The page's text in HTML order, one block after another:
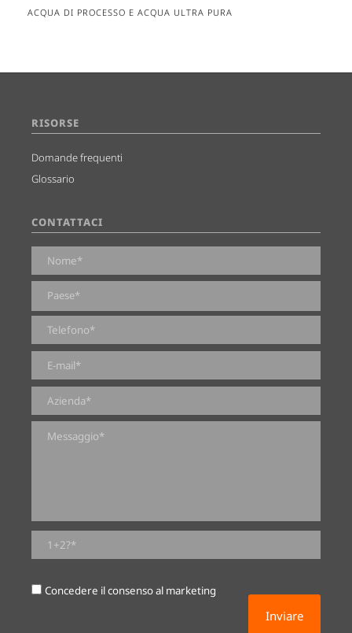
ACQUA DI PROCESSO E ACQUA ULTRA PURA
RISORSE
Domande frequenti
Glossario
CONTATTACI
0 di 2000 numero massimo di caratteri
Concedere il consenso al marketing